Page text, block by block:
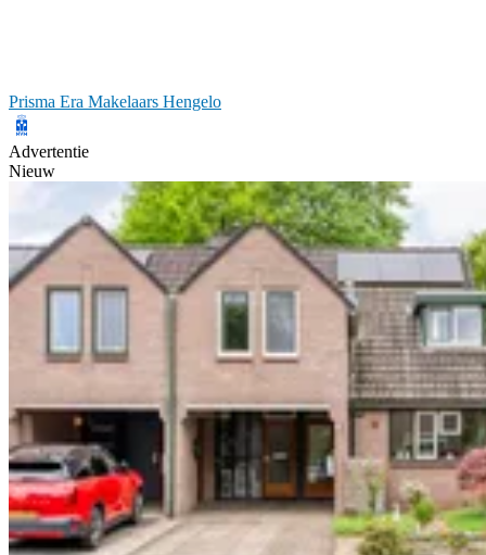
Prisma Era Makelaars Hengelo
Advertentie
Nieuw